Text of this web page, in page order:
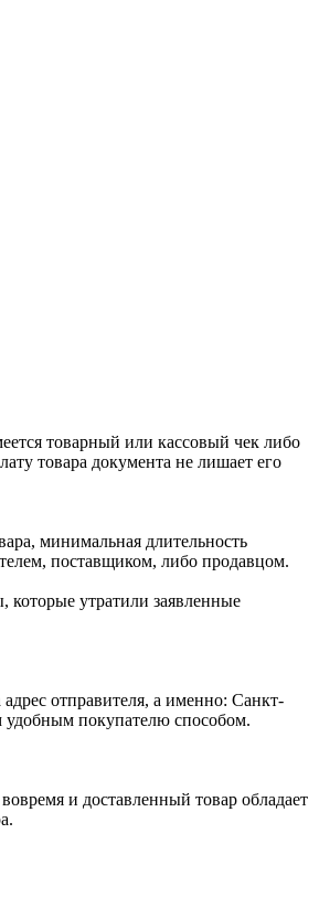
товарный или кассовый чек либо
товара документа не лишает его
минимальная длительность
поставщиком, либо продавцом.
которые утратили заявленные
отправителя, а именно: Санкт-
удобным покупателю способом.
и доставленный товар обладает